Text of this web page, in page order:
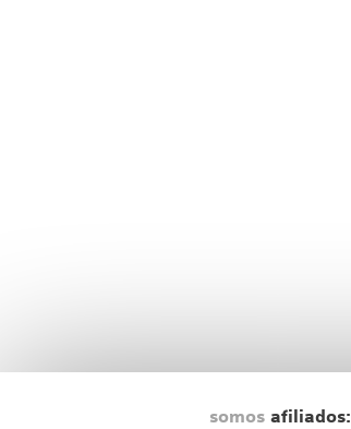
somos afiliados: